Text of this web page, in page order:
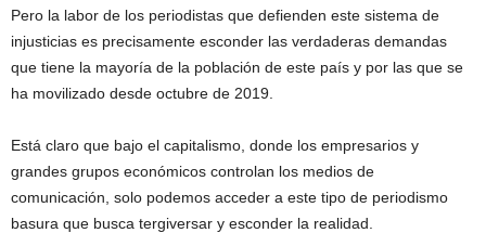
Pero la labor de los periodistas que defienden este sistema de
injusticias es precisamente esconder las verdaderas demandas
que tiene la mayoría de la población de este país y por las que se
ha movilizado desde octubre de 2019.
Está claro que bajo el capitalismo, donde los empresarios y
grandes grupos económicos controlan los medios de
comunicación, solo podemos acceder a este tipo de periodismo
basura que busca tergiversar y esconder la realidad.